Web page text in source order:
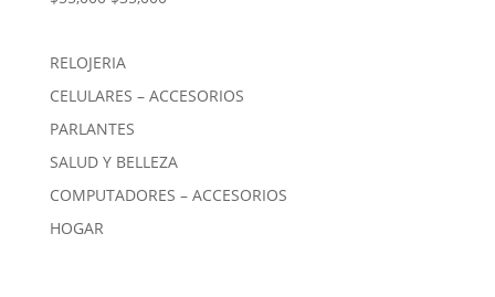
$50,000.$35,000.
era:
$55,000.$35,000.
RELOJERIA
CELULARES – ACCESORIOS
PARLANTES
SALUD Y BELLEZA
COMPUTADORES – ACCESORIOS
HOGAR